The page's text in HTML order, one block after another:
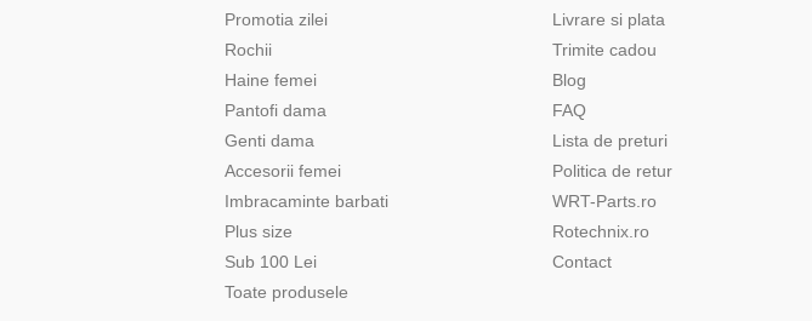
Promotia zilei
Rochii
Haine femei
Pantofi dama
Genti dama
Accesorii femei
Imbracaminte barbati
Plus size
Sub 100 Lei
Toate produsele
Livrare si plata
Trimite cadou
Blog
FAQ
Lista de preturi
Politica de retur
WRT-Parts.ro
Rotechnix.ro
Contact